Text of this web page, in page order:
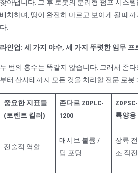
찾아냅니다. 그 후 로봇의 분리형 펌프 시스템
배치하며, 땅이 완전히 마르고 보이게 될 때
다.
라인업: 세 가지 야수, 세 가지 뚜렷한 임무 프
두 번의 홍수는 똑같지 않습니다. 그래서 존
부터 산사태까지 모든 것을 처리할 전문 로봇
중요한 지표들
(토렌트 킬러)
존다르 ZDPLC-
1200
륙양용
전술적 역할
매시브 볼륨 /
딥 포딩
상륙
조 작전